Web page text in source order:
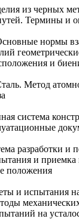
из черных
Термины и
нормы
и
Метод
система
разработки и
и
положения
и испытания
на